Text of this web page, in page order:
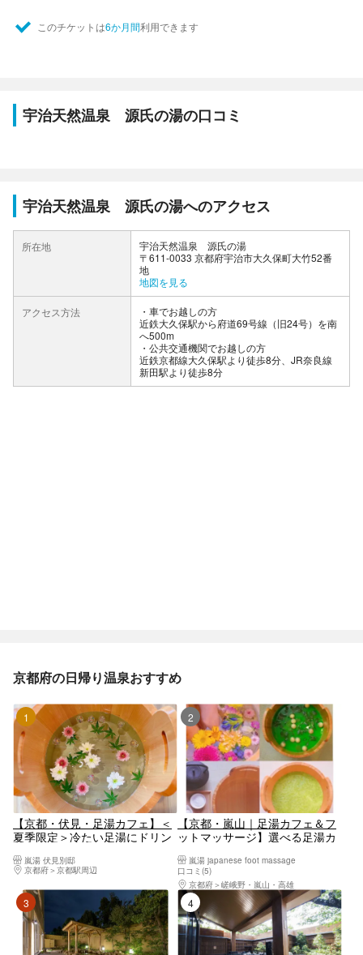
このチケットは6か月間利用できます
宇治天然温泉 源氏の湯の口コミ
宇治天然温泉 源氏の湯へのアクセス
所在地
宇治天然温泉 源氏の湯
〒611-0033 京都府宇治市大久保町大竹52番
地
地図を見る
アクセス方法
車でお越しの方
近鉄大久保駅から府道69号線（旧24号）を南
へ500m
公共交通機関でお越しの方
近鉄京都線大久保駅より徒歩8分、JR奈良線
新田駅より徒歩8分
京都府の日帰り温泉おすすめ
1位
【京都・伏見・足湯カフェ】＜
夏季限定＞冷たい足湯にドリン
し！癒しと清涼感をお届け
嵐湯 伏見別邸
京都府
京都駅周辺
2位
【京都・嵐山｜足湯カフェ＆フ
ットマッサージ】選べる足湯カ
嵐湯の人気プラン！
嵐湯 japanese foot massage
口コミ(5)
京都府
嵯峨野・嵐山・高雄